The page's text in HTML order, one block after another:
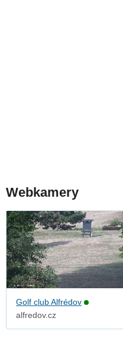
Webkamery
Golf club Alfrédov
alfredov.cz